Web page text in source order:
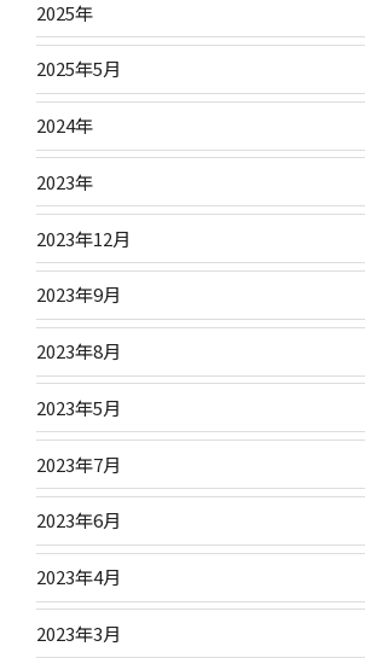
2025年
2025年5月
2024年
2023年
2023年12月
2023年9月
2023年8月
2023年5月
2023年7月
2023年6月
2023年4月
2023年3月